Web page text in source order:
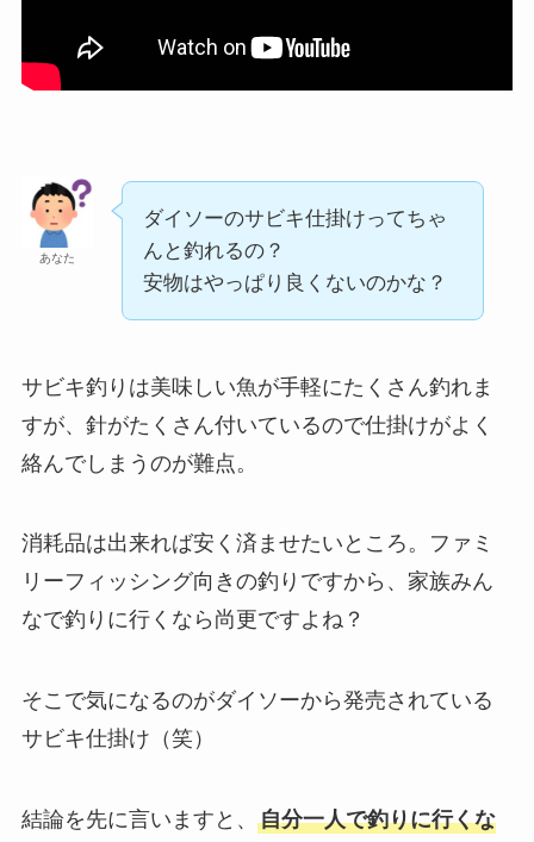
あなた
ダイソーのサビキ仕掛けってちゃ
んと釣れるの？
安物はやっぱり良くないのかな？
サビキ釣りは美味しい魚が手軽にたくさん釣れま
すが、針がたくさん付いているので仕掛けがよく
絡んでしまうのが難点。
消耗品は出来れば安く済ませたいところ。ファミ
リーフィッシング向きの釣りですから、家族みん
なで釣りに行くなら尚更ですよね？
そこで気になるのがダイソーから発売されている
サビキ仕掛け（笑）
結論を先に言いますと、 自分一人で釣りに行くな